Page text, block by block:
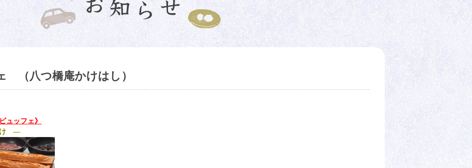
（八つ橋庵かけはし）
ュッフェ》
け —